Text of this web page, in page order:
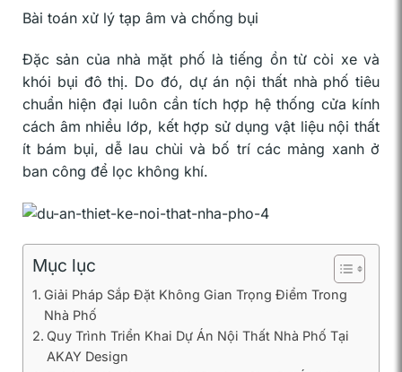
Bài toán xử lý tạp âm và chống bụi
Đặc sản của nhà mặt phố là tiếng ồn từ còi xe và
khói bụi đô thị. Do đó, dự án nội thất nhà phố tiêu
chuẩn hiện đại luôn cần tích hợp hệ thống cửa kính
cách âm nhiều lớp, kết hợp sử dụng vật liệu nội thất
ít bám bụi, dễ lau chùi và bố trí các mảng xanh ở
ban công để lọc không khí.
Mục lục
Giải Pháp Sắp Đặt Không Gian Trọng Điểm Trong
Nhà Phố
Quy Trình Triển Khai Dự Án Nội Thất Nhà Phố Tại
AKAY Design